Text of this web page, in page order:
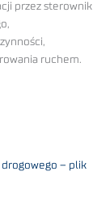
przez sterownik
ruchem.
– plik